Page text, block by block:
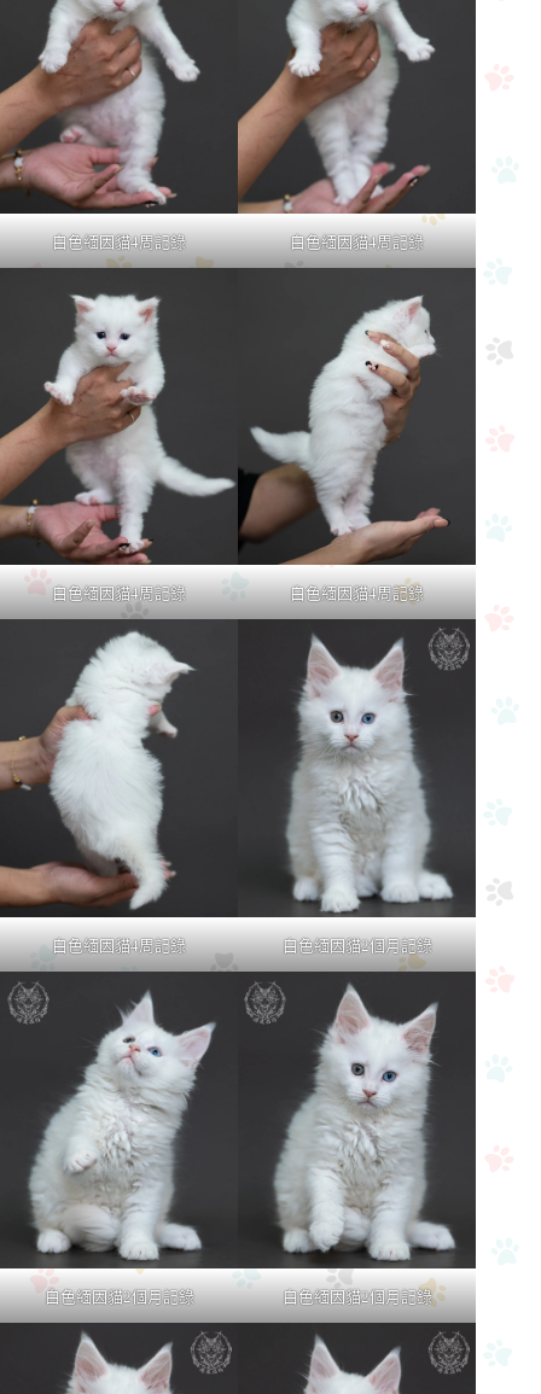
白色緬因貓4周記錄 白色緬因貓4周記錄
白色緬因貓4周記錄 白色緬因貓4周記錄
白色緬因貓4周記錄 白色緬因貓2個月記錄
白色緬因貓2個月記錄 白色緬因貓2個月記錄